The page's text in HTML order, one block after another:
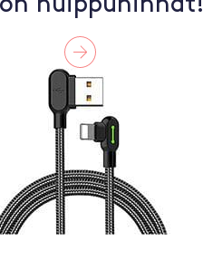
huippuhinnat!